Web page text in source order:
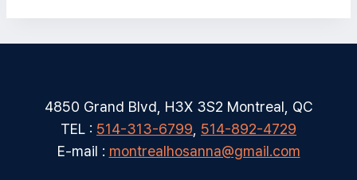
4850 Grand Blvd, H3X 3S2 Montreal, QC
TEL : 514-313-6799 514-892-4729
E-mail : montrealhosanna@gmail.com